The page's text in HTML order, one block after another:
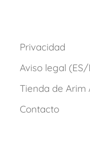
Privacidad
Aviso legal (ES/
Tienda de Arim
Contacto